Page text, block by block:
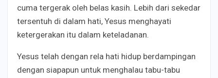
cuma tergerak oleh belas kasih. Lebih dari sekedar
tersentuh di dalam hati, Yesus menghayati
ketergerakan itu dalam keteladanan.
Yesus telah dengan rela hati hidup berdampingan
dengan siapapun untuk menghalau tabu-tabu